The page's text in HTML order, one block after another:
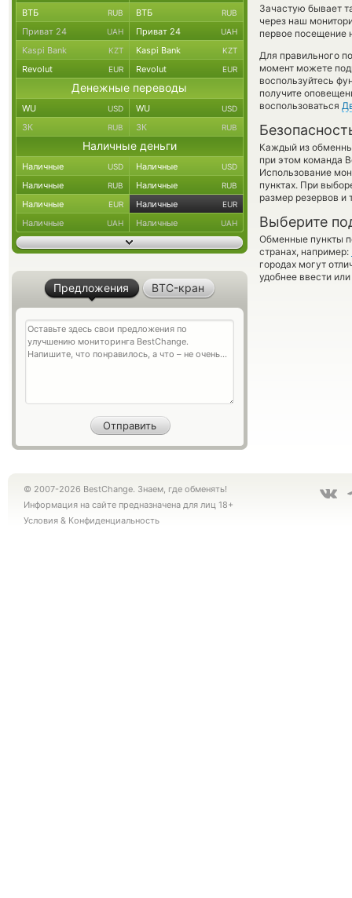
Зачастую бывает
через наш
первое посещение
Для правильного
момент можете
воспользуйтесь
получите
воспользоваться
Каждый из
при этом команда
Использование
пунктах. При
размер резервов и
Выберите
Обменные пункты
странах, например:
городах могут
удобнее ввести
ВТБ RUB ВТБ RUB
Приват 24 UAH Приват 24 UAH
Kaspi Bank KZT Kaspi Bank KZT
Revolut EUR Revolut EUR
Денежные переводы
WU USD WU USD
ЗК RUB ЗК RUB
Наличные деньги
Наличные USD Наличные USD
Наличные RUB Наличные RUB
Наличные EUR Наличные EUR
Наличные UAH Наличные UAH
Предложения BTC-кран
© 2007-2026 BestChange. Знаем, где обменять!
Информация на сайте предназначена для лиц 18+
Условия & Конфиденциальность